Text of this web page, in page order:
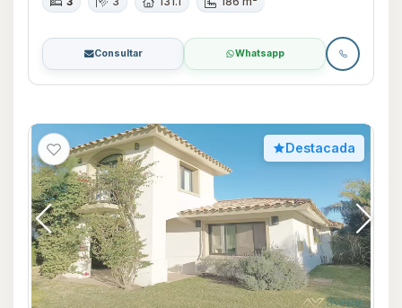
Consultar Whatsapp
Destacada